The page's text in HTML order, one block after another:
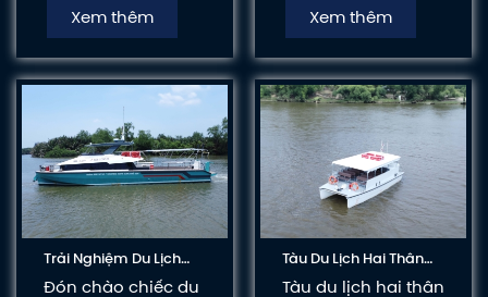
Xem thêm Xem thêm
Trải Nghiệm Du Lịch
Đẳng Cấp Cùng
Đón chào chiếc du
Tàu Du Lịch Hai Thân
TVD1050CO
Tàu du lịch hai thân